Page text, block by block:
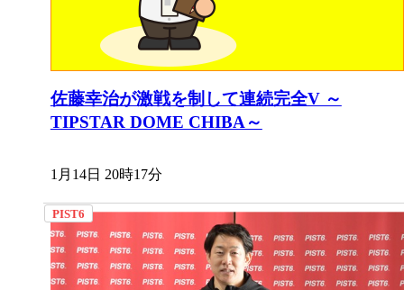
佐藤幸治が激戦を制して連続完全V ～
TIPSTAR DOME CHIBA～
1月14日 20時17分